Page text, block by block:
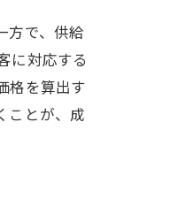
方で、供給
に対応する
格を算出す
ことが、成